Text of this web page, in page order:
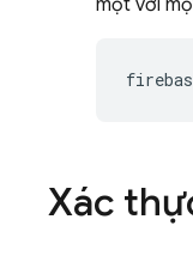
một với
Xác